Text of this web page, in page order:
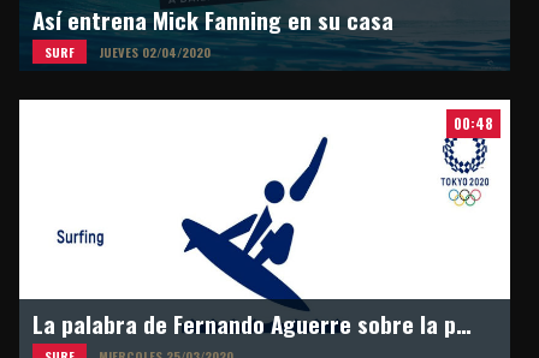
Así entrena Mick Fanning en su casa
SURF JUEVES 02/04/2020
00:48
La palabra de Fernando Aguerre sobre la postergación de los Juegos Olímpicos en Tokyo 2021